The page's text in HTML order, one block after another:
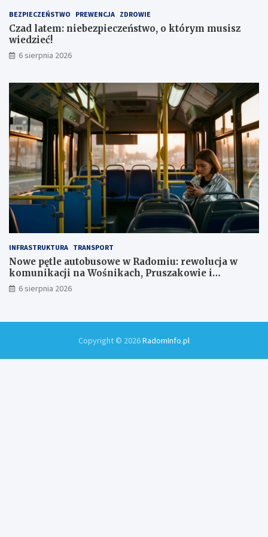
a
,
1
m
l
ł
BEZPIECZEŃSTWO PREWENCJA ZDROWIE
Czad latem: niebezpieczeństwo, o którym musisz
wiedzieć!
6 sierpnia 2026
INFRASTRUKTURA TRANSPORT
Nowe pętle autobusowe w Radomiu: rewolucja w
komunikacji na Wośnikach, Pruszakowie i
Zamłyniu
6 sierpnia 2026
Copyright © 2026RadomInfo.pl